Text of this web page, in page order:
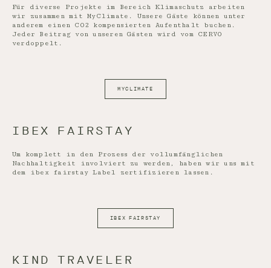
Für diverse Projekte im Bereich Klimaschutz arbeiten
wir zusammen mit MyClimate. Unsere Gäste können unter
anderem einen CO2 kompensierten Aufenthalt buchen.
Jeder Beitrag von unseren Gästen wird vom CERVO
verdoppelt.
MYCLIMATE
IBEX FAIRSTAY
Um komplett in den Prozess der vollumfänglichen
Nachhaltigkeit involviert zu werden, haben wir uns mit
dem ibex fairstay Label zertifizieren lassen.
IBEX FAIRSTAY
KIND TRAVELER